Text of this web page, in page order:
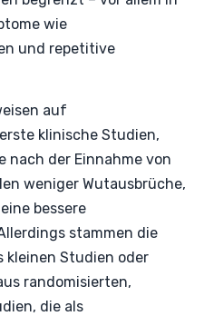
wie
und repetitive
auf
klinische Studien,
nach der Einnahme von
weniger Wutausbrüche,
bessere
stammen die
kleinen Studien oder
randomisierten,
die als